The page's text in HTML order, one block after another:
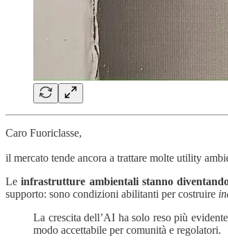
Caro Fuoriclasse,
il mercato tende ancora a trattare molte utility
Leinfrastrutture ambientali stanno
supporto: sono condizioni abilitanti per costruire
La crescita dell’AI ha solo reso più
modo accettabile per comunità e regolatori.